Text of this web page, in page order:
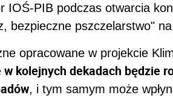
IOŚ-PIB podczas otwarcia
bezpieczne pszczelarstwo"
opracowane w projekcie
kolejnych dekadach będzie
, i tym samym może